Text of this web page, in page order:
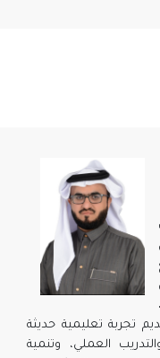
تجربة تعليمية حديثة
العملي، وتنمية